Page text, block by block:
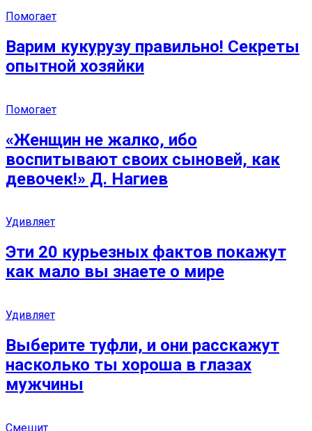
Помогает
Варим кукурузу правильно! Секреты
опытной хозяйки
Помогает
«Женщин не жалко, ибо
воспитывают своих сыновей, как
девочек!» Д. Нагиев
Удивляет
Эти 20 курьезных фактов покажут
как мало вы знаете о мире
Удивляет
Выберите туфли, и они расскажут
насколько ты хороша в глазах
мужчины
Смешит